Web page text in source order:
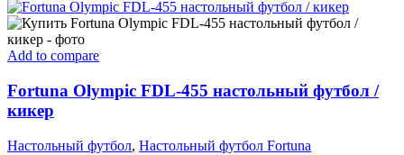
Add to compare
Fortuna Olympic FDL-455 настольный футбол /
кикер
Настольный футбол, Настольный футбол Fortuna